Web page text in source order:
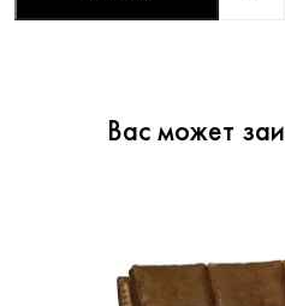
Вас может